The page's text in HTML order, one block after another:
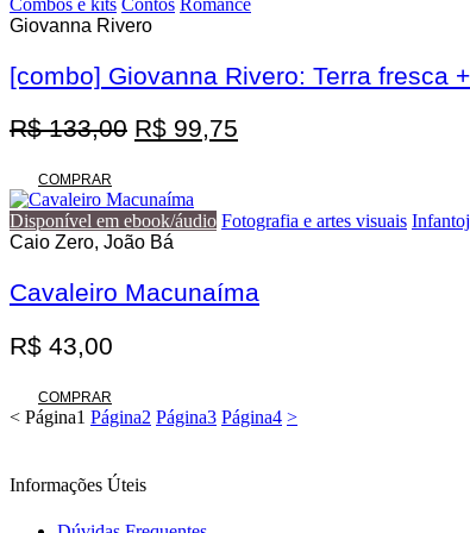
Giovanna Rivero
[combo] Giovanna Rivero: Terra fresca
R$133,00 O
era:
R$ 133,00.
R$ 99,75
é:
COMPRAR
Disponível em ebook/áudio Fotografia e artes visuais
Caio Zero, João Bá
Cavaleiro Macunaíma
R$ 43,00
COMPRAR
< Página1 Página2 Página3 Página4 >
Informações Úteis